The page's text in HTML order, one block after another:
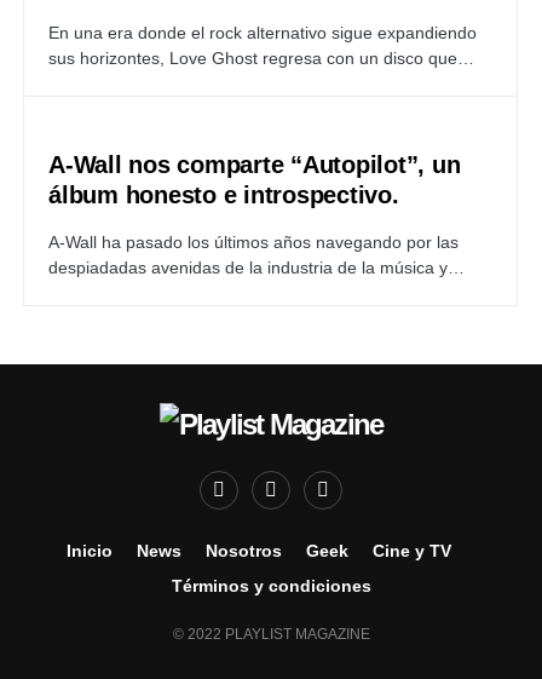
En una era donde el rock alternativo sigue expandiendo
sus horizontes, Love Ghost regresa con un disco que…
A-Wall nos comparte “Autopilot”, un
álbum honesto e introspectivo.
A-Wall ha pasado los últimos años navegando por las
despiadadas avenidas de la industria de la música y…
Inicio News Nosotros Geek
Cine y TV
Términos y condiciones
© 2022 PLAYLIST MAGAZINE